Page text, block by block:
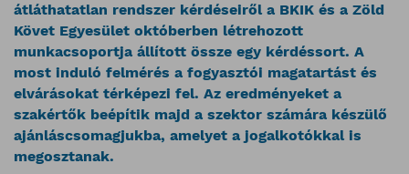
átláthatatlan rendszer kérdéseiről a BKIK és a Zöld
Követ Egyesület októberben létrehozott
munkacsoportja állított össze egy kérdéssort. A
most induló felmérés a fogyasztói magatartást és
elvárásokat térképezi fel. Az eredményeket a
szakértők beépítik majd a szektor számára készülő
ajánláscsomagjukba, amelyet a jogalkotókkal is
megosztanak.